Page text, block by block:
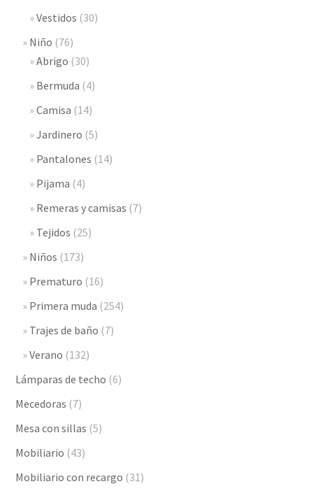
Vestidos (30)
Niño (76)
Abrigo (30)
Bermuda (4)
Camisa (14)
Jardinero (5)
Pantalones (14)
Pijama (4)
Remeras y camisas (7)
Tejidos (25)
Niños (173)
Prematuro (16)
Primera muda (254)
Trajes de baño (7)
Verano (132)
Lámparas de techo (6)
Mecedoras (7)
Mesa con sillas (5)
Mobiliario (43)
Mobiliario con recargo (31)